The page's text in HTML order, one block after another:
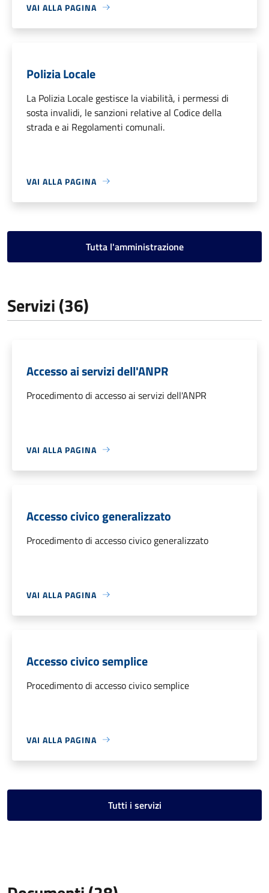
VAI ALLA PAGINA
Polizia Locale
La Polizia Locale gestisce la viabilità, i permessi di
sosta invalidi, le sanzioni relative al Codice della
strada e ai Regolamenti comunali.
VAI ALLA PAGINA
Tutta l'amministrazione
Servizi (36)
Accesso ai servizi dell'ANPR
Procedimento di accesso ai servizi dell'ANPR
VAI ALLA PAGINA
Accesso civico generalizzato
Procedimento di accesso civico generalizzato
VAI ALLA PAGINA
Accesso civico semplice
Procedimento di accesso civico semplice
VAI ALLA PAGINA
Tutti i servizi